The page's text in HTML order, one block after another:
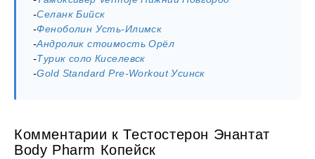
-Селанк Бийск
-Феноболин Усть-Илимск
-Андролик стоимость Орёл
-Турик соло Киселевск
-Gold Standard Pre-Workout Усинск
Комментарии к Тестостерон Энантат
Body Pharm Копейск